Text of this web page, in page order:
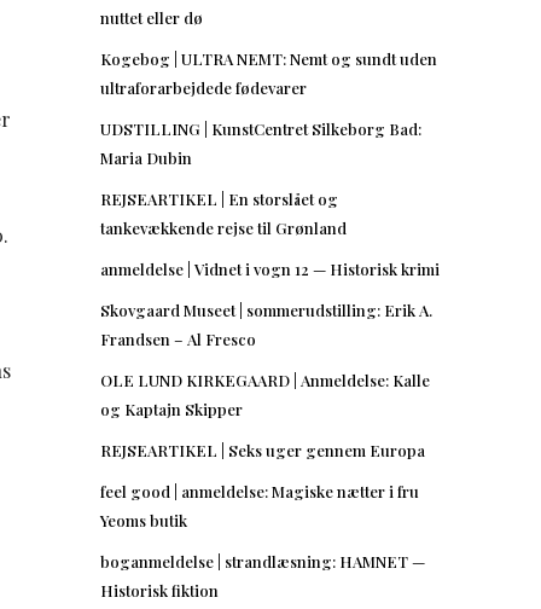
nuttet eller dø
Kogebog | ULTRA NEMT: Nemt og sundt uden
ultraforarbejdede fødevarer
UDSTILLING | KunstCentret Silkeborg Bad:
Maria Dubin
REJSEARTIKEL | En storslået og
tankevækkende rejse til Grønland
anmeldelse | Vidnet i vogn 12 — Historisk krimi
Skovgaard Museet | sommerudstilling: Erik A.
Frandsen – Al Fresco
OLE LUND KIRKEGAARD | Anmeldelse: Kalle
og Kaptajn Skipper
REJSEARTIKEL | Seks uger gennem Europa
feel good | anmeldelse: Magiske nætter i fru
Yeoms butik
boganmeldelse | strandlæsning: HAMNET —
Historisk fiktion